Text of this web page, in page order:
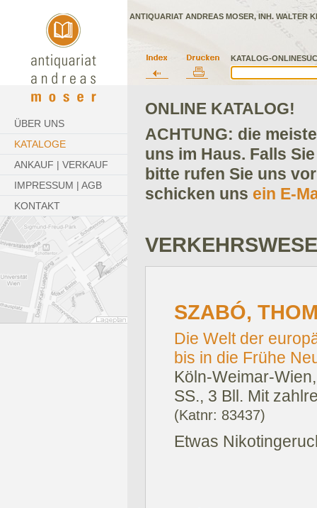
KATALOG-
ANTIQUARIAT ANDREAS MOSER, INH. WALTER
ÜBER UNS
KATALOGE
ANKAUF | VERKAUF
IMPRESSUM | AGB
KONTAKT
ONLINE KATALOG!
ACHTUNG: die
uns im Haus. Falls
bitte rufen Sie uns
schicken uns ein E-
SZABÓ,
Die Welt der
bis in die Frühe
Köln-Weimar-
SS., 3 Bll. Mit
(Katnr: 83437)
Etwas